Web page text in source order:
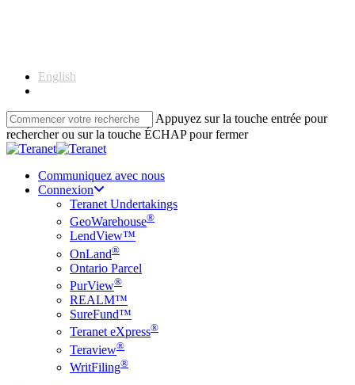
English
Appuyez sur la touche entrée pour
rechercher ou sur la touche ÉCHAP pour fermer
Close
Communiquez avec nous
Connexion
Teranet Undertakings
GeoWarehouse®
LendView™
OnLand®
Ontario Parcel
PurView®
REALM™
SureFund™
Teranet eXpress®
Teraview®
WritFiling®